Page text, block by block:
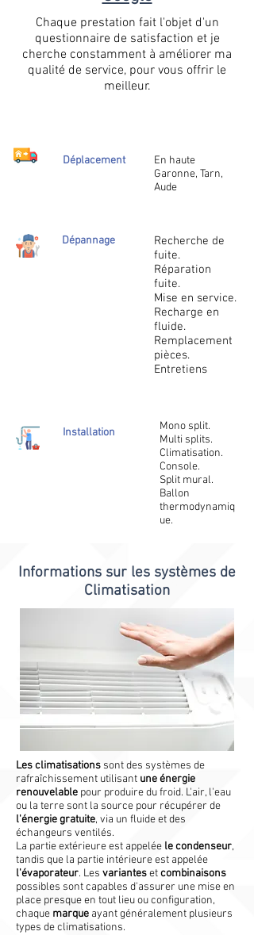
Chaque prestation fait l'objet d'un
questionnaire de satisfaction et je
cherche constamment à améliorer ma
qualité de service, pour vous offrir le
meilleur.
Informations sur les systèmes de
Climatisation
Les climatisations sont des systèmes de
rafraîchissement utilisant une énergie
renouvelable pour produire du froid. L'air, l'eau
ou la terre sont la source pour récupérer de
l'énergie gratuite, via un fluide et des
échangeurs ventilés.
La partie extérieure est appelée le condenseur,
tandis que la partie intérieure est appelée
l'évaporateur. Les variantesetcombinaisons
possibles sont capables d'assurer une mise en
place presque en tout lieu ou configuration,
chaque marque ayant généralement plusieurs
types de climatisations.
Déplacement
En haute
Garonne, Tarn,
Aude
Dépannage
Recherche de
fuite.
Réparation
fuite.
Mise en service.
Recharge en
fluide.
Remplacement
pièces.
Entretiens
Installation
Mono split.
Multi splits.
Climatisation.
Console.
Split mural.
Ballon
thermodynamiq
ue.